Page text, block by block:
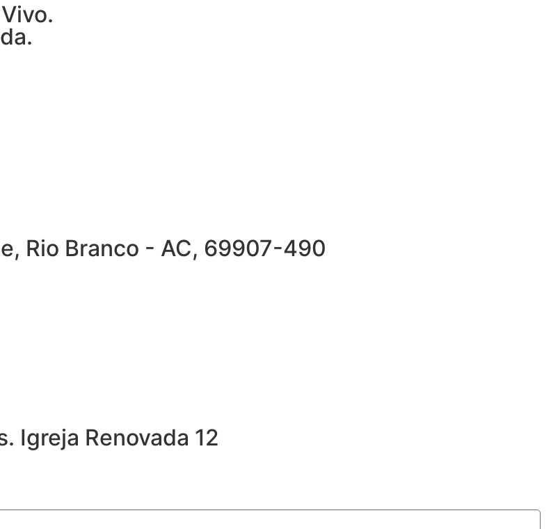
Rio Branco - AC, 69907-490
Igreja Renovada 12